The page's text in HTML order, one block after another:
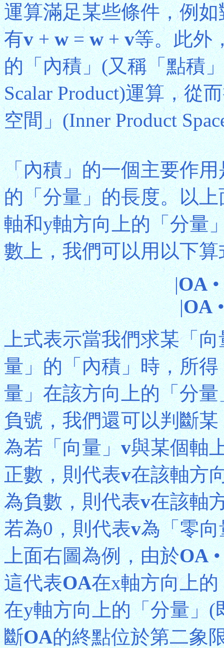
運算滿足某些條件，例
有v+w=w+v等。此外
的「內積」(又稱「點積
Scalar Product)運算，從
空間」(Inner Product
「內積」的一個主要作
的「分量」的長度。以
軸和y軸方向上的「分量
數上，我們可以用以下
|OA
|OA
上式表示當我們求某「
量」的「內積」時，所
量」在該方向上的「分
負號，我們還可以判斷
為若「向量」v與某個軸
正數，則代表v在該軸方
為負數，則代表v在該軸
若為0，則代表v為「零向
上面右圖為例，由於OA
這代表OA在x軸方向上
在y軸方向上的「分量」(
斷OA的終點位於第二象